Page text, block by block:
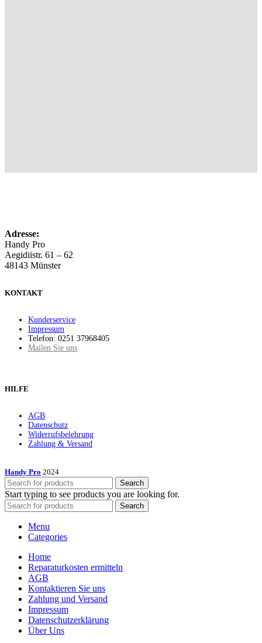
Adresse:
Handy Pro
Aegidiistr. 61 – 62
48143 Münster
KONTAKT
Kunderservice
Impressum
Telefon: 0251 37968405
Mailen Sie uns
HILFE
AGB
Datenschutz
Widerrufsbelehrung
Zahlung & Versand
Handy Pro 2024
Search
Start typing to see products you are looking for.
Search
Menu
Categories
Home
Reparatur­kosten ermitteln
AGB
Kontaktieren Sie uns
Zahlung und Versand
Impressum
Datenschutzerklärung
Über Uns